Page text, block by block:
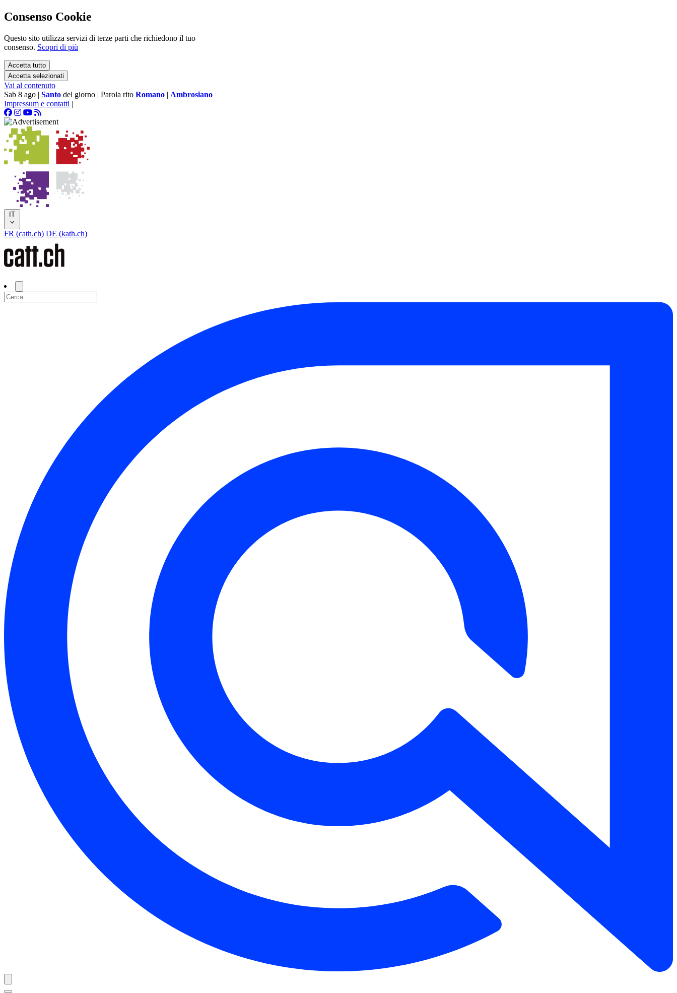
Consenso Cookie
Questo sito utilizza servizi di terze parti che richiedono il tuo
consenso. Scopri di più
Accetta tutto
Accetta selezionati
Vai al contenuto
Sab 8 ago | Santo del giorno | Parola rito Romano | Ambrosiano
Impressum e contatti |
IT
FR (cath.ch) DE (kath.ch)